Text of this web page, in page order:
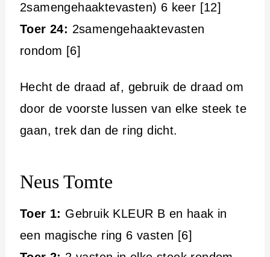
2samengehaaktevasten) 6 keer [12]
Toer 24: 2samengehaaktevasten
rondom [6]
Hecht de draad af, gebruik de draad om
door de voorste lussen van elke steek te
gaan, trek dan de ring dicht.
Neus Tomte
Toer 1: Gebruik KLEUR B en haak in
een magische ring 6 vasten [6]